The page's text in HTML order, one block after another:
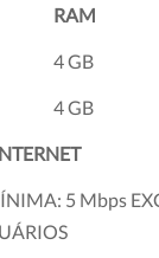
RAM
4 GB
4 GB
5 Mbps